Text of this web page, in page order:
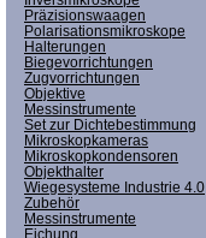
Präzisionswaagen
Polarisationsmikroskope
Halterungen
Biegevorrichtungen
Zugvorrichtungen
Objektive
Messinstrumente
Set zur Dichtebestimmung
Mikroskopkameras
Mikroskopkondensoren
Objekthalter
Wiegesysteme Industrie 4.0
Zubehör
Messinstrumente
Eichung